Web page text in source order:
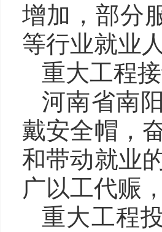
增加，部分
等行业就业
重大工程
河南省南
戴安全帽，
和带动就业
广以工代赈
重大工程